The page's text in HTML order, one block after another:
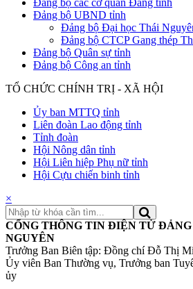
Đảng bộ các cơ quan Đảng tỉnh
Đảng bộ UBND tỉnh
Đảng bộ Đại học Thái
Đảng bộ CTCP Gang thép
Đảng bộ Quân sự tỉnh
Đảng bộ Công an tỉnh
TỔ CHỨC CHÍNH TRỊ - XÃ HỘI
Ủy ban MTTQ tỉnh
Liên đoàn Lao động tỉnh
Tỉnh đoàn
Hội Nông dân tỉnh
Hội Liên hiệp Phụ nữ tỉnh
Hội Cựu chiến binh tỉnh
×
CỔNG THÔNG TIN ĐIỆN TỬ
NGUYÊN
Trưởng Ban Biên tập: Đồng chí Đỗ Thị
Ủy viên Ban Thường vụ, Trưởng ban
ủy